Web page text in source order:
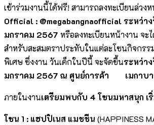
เข้าร่วมงานนี้ได้ฟรี! สามารถลงทะเบียนล่วง
Official : @megabangnaofficial ระหว่า
มกราคม 2567 หรือลงทะเบียนหน้างาน จะ
สำหรับสะสมตราประทับในแต่ละโซนกิจกรร
พิเศษ ซึ่งงาน วันเด็กในปีนี้ จะจัดขึ้นระหว่า
มกราคม 2567 ณ ศูนย์การค้า เมกาบา
ภายในงานเตรียมพบกับ 4 โซนมหาสนุก เ
โซน 1 : แฮปปิเนส แมชชีน (HAPPINESS